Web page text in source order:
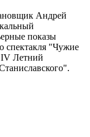
Андрей
показы
спектакля "Чужие
IV Летний